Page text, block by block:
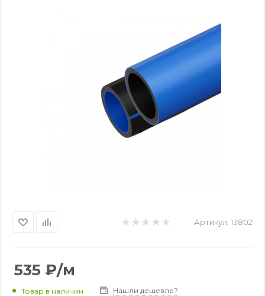
Артикул: 13802
535 ₽/м
Товар в наличии Нашли дешевле?